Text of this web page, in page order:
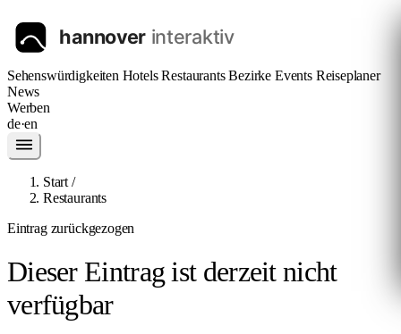
Sehenswürdigkeiten HotelsRestaurantsBezirke Events Reiseplaner
News
Werben
de·en
Start /
Restaurants
Eintrag zurückgezogen
Dieser Eintrag ist derzeit nicht
verfügbar